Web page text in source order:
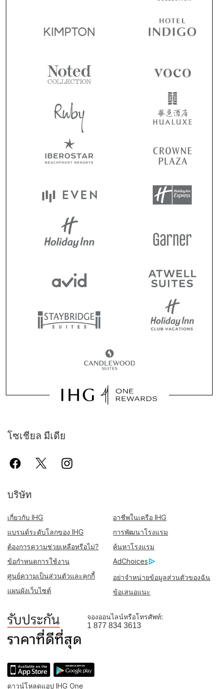
โซเชียล มีเดีย
บริษัท
เกี่ยวกับ IHG
อาชีพในเครือ IHG
แบรนด์ระดับโลกของ IHG
การพัฒนาโรงแรม
ต้องการความช่วยเหลือหรือไม่?
ค้นหาโรงแรม
ข้อกำหนดการใช้งาน
AdChoices
ศูนย์ความเป็นส่วนตัวและคุกกี้
อย่าจำหน่ายข้อมูลส่วนตัวของฉัน
แผนผังเว็บไซต์
ข้อเสนอแนะ
จองออนไลน์หรือโทรศัพท์:
1 877 834 3613
ดาวน์โหลดแอป IHG One